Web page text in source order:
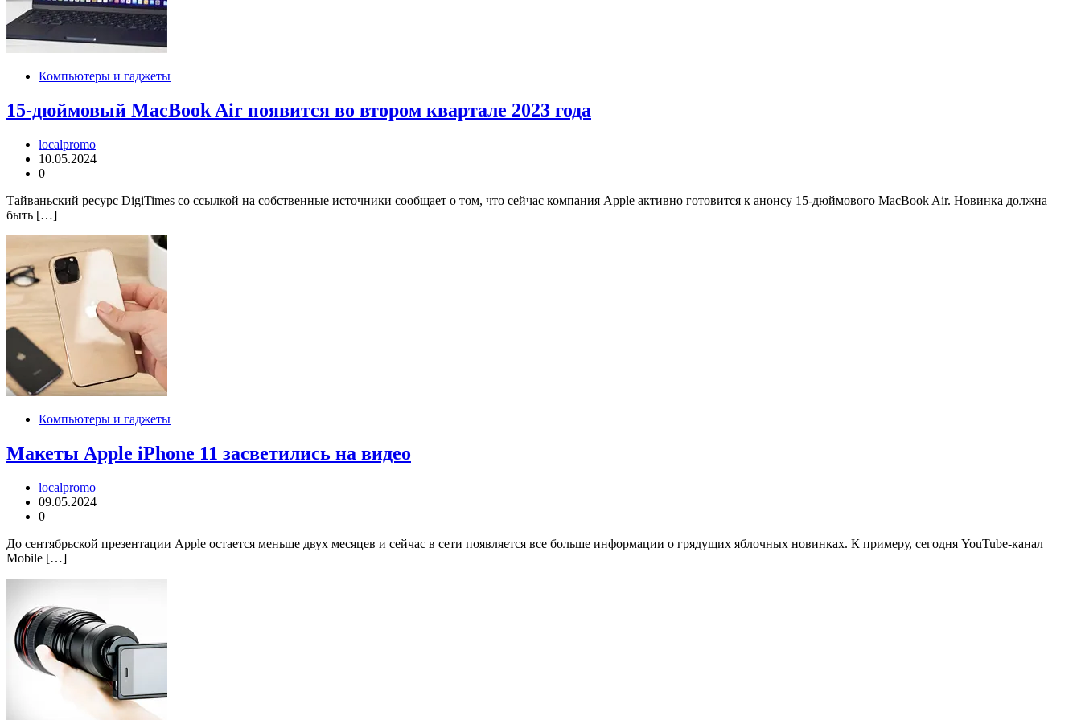
Компьютеры и гаджеты
15-дюймовый MacBook Air появится во втором квартале 2023 года
localpromo
10.05.2024
0
Тайваньский ресурс DigiTimes со ссылкой на собственные источники сообщает о том, что сейчас компания Apple активно готовится к анонсу 15-дюймового MacBook Air. Новинка должна
быть […]
Компьютеры и гаджеты
Макеты Apple iPhone 11 засветились на видео
localpromo
09.05.2024
0
До сентябрьской презентации Apple остается меньше двух месяцев и сейчас в сети появляется все больше информации о грядущих яблочных новинках. К примеру, сегодня YouTube-канал
Mobile […]